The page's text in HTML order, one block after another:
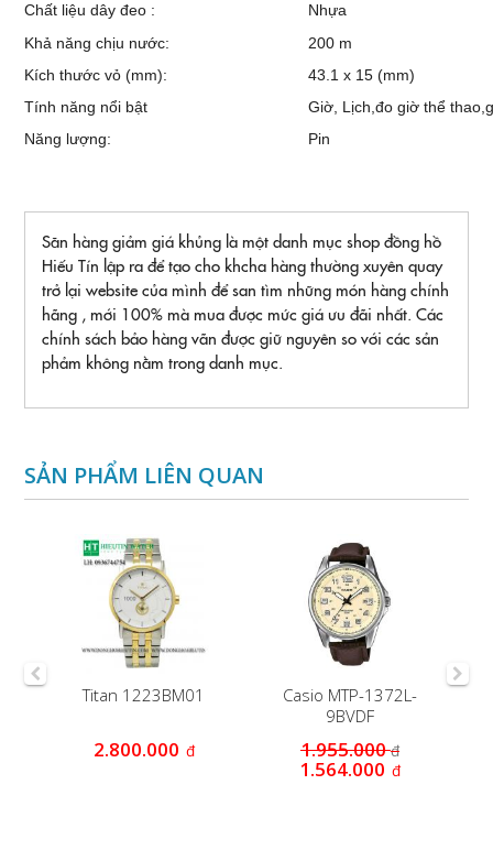
Chất liệu dây đeo :
Nhựa
Khả năng chịu nước:
200 m
Kích thước vỏ (mm):
43.1 x 15 (mm)
Tính năng nổi bật
Giờ, Lịch,đo giờ thể
Năng lượng:
Pin
Săn hàng giảm giá khủng là một danh mục shop đồng hồ
Hiếu Tín lập ra để tạo cho khcha hàng thường xuyên quay
trở lại website của mình để san tìm những món hàng chính
hãng , mới 100% mà mua được mức giá ưu đãi nhất. Các
chính sách bảo hàng vãn được giữ nguyên so với các sản
phảm không nằm trong danh mục.
SẢN PHẨM LIÊN QUAN
Titan 1223BM01
2.800.000 đ
Casio MTP-1372L-
9BVDF
1.955.000đ
1.564.000 đ